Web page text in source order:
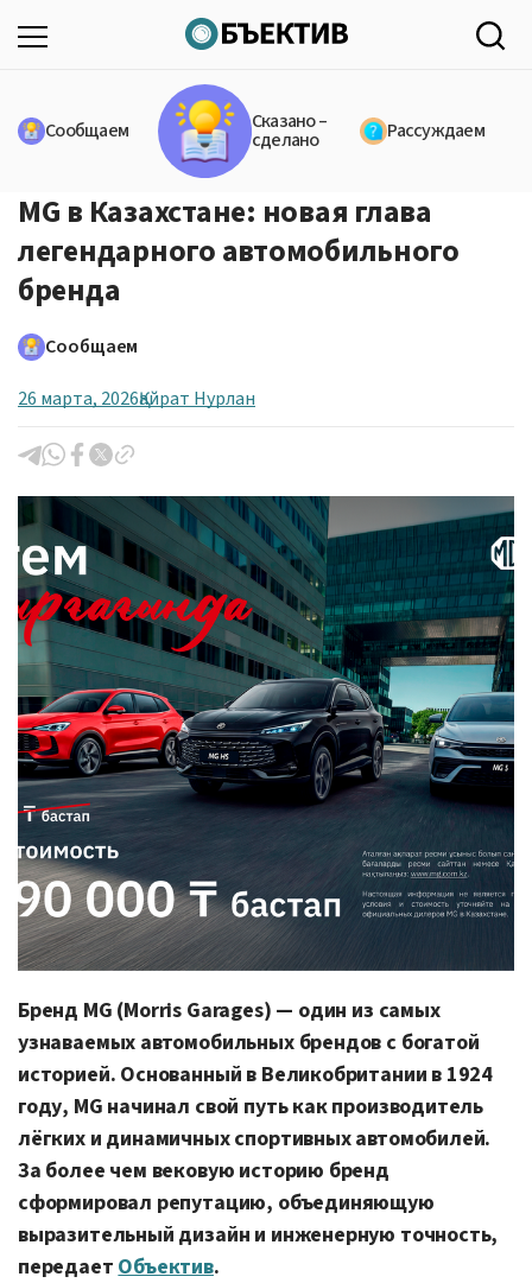
Сообщаем Сказано –
сделано Рассуждаем
MG в Казахстане: новая глава
легендарного автомобильного
бренда
Сообщаем
26 марта, 2026Қайрат Нурлан
Бренд MG (Morris Garages) — один из самых
узнаваемых автомобильных брендов с богатой
историей. Основанный в Великобритании в 1924
году, MG начинал свой путь как производитель
лёгких и динамичных спортивных автомобилей.
За более чем вековую историю бренд
сформировал репутацию, объединяющую
выразительный дизайн и инженерную точность,
передает Объектив.